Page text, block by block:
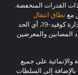
القدرات المنخفضة.
مع نطاق انتقال
والسياق والموارد، من أجل تحقيق هدف إدارة كوفيد-19، أي الحد
المصابين والمعرضين
على جميع
إلى السلطات